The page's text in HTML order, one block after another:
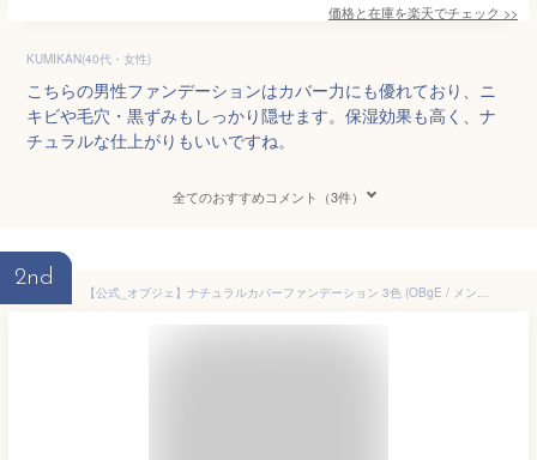
価格と在庫を楽天でチェック >>
KUMIKAN(40代・女性)
こちらの男性ファンデーションはカバー力にも優れており、ニ
キビや毛穴・黒ずみもしっかり隠せます。保湿効果も高く、ナ
チュラルな仕上がりもいいですね。
全てのおすすめコメント（3件）
2nd
【公式_オブジェ】ナチュラルカバーファンデーション 3色 (OBgE / メンズ ファンデーション / 毛穴カバー / トーンアップ / 日焼け止め SPF50+ PA++++ / 使いやすいスティック型 / 乳液 / スキンケア / 韓国コスメ / メンズメイク)